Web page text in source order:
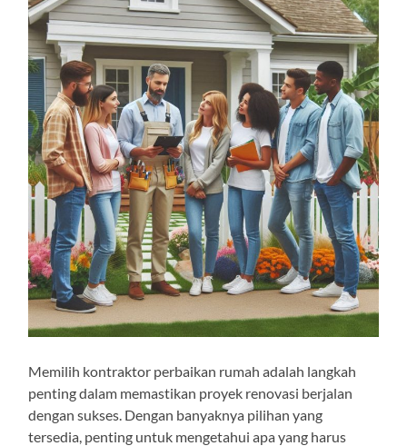
Memilih kontraktor perbaikan rumah adalah langkah
penting dalam memastikan proyek renovasi berjalan
dengan sukses. Dengan banyaknya pilihan yang
tersedia, penting untuk mengetahui apa yang harus